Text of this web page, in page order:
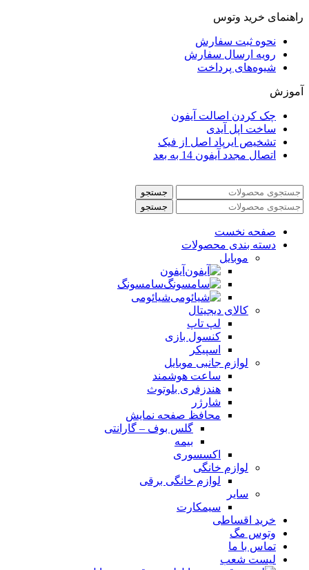
راهنمای خرید وتوس
نحوه ثبت سفارش
رویه ارسال سفارش
شیوه‌های پرداخت
آموزش
چک کردن اصالت آیفون
ساخت اپل آیدی
تشخیص ایرپاد اصل از فیک
اتصال مجدد آیفون 14 به بعد
جستجو
جستجو
صفحه نخست
دسته بندی محصولات
موبایل
آیفون
سامسونگ
شیائومی
کالای دیجیتال
لپ تاپ
کنسول بازی
اسپیکر
لوازم جانبی موبایل
ساعت هوشمند
هندزفری بلوتوث
شارژر
محافظ صفحه نمایش
گلس بوف – گارانتی
بیمه
اکسسوری
لوازم خانگی
لوازم خانگی برقی
سایر
سیمکارت
خرید اقساطی
وتوس مگ
تماس با ما
لیست شعب